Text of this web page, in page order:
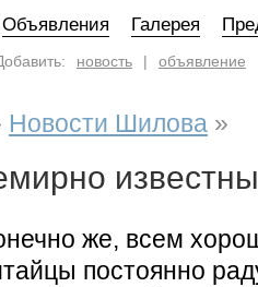
Объявления Галерея
новость | объявление
Новости Шилова »
же, всем
постоянно